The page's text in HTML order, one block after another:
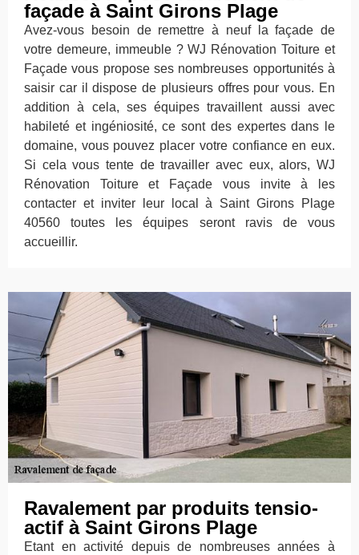
façade à Saint Girons Plage
Avez-vous besoin de remettre à neuf la façade de
votre demeure, immeuble ? WJ Rénovation Toiture et
Façade vous propose ses nombreuses opportunités à
saisir car il dispose de plusieurs offres pour vous. En
addition à cela, ses équipes travaillent aussi avec
habileté et ingéniosité, ce sont des expertes dans le
domaine, vous pouvez placer votre confiance en eux.
Si cela vous tente de travailler avec eux, alors, WJ
Rénovation Toiture et Façade vous invite à les
contacter et inviter leur local à Saint Girons Plage
40560 toutes les équipes seront ravis de vous
accueillir.
Ravalement par produits tensio-
actif à Saint Girons Plage
Etant en activité depuis de nombreuses années à